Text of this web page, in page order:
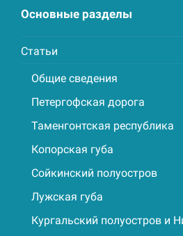
Основные разделы
Статьи
Общие сведения
Петергофская дорога
Таменгонтская республика
Копорская губа
Сойкинский полуостров
Лужская губа
Кургальский полуостров и